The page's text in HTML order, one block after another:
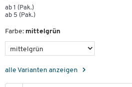
ab 1 (Pak.)
ab 5 (Pak.)
Farbe: mittelgrün
alle Varianten anzeigen